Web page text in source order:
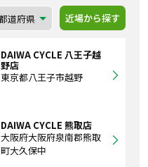
近場から探す
DAIWA CYCLE 八王子越
野店
東京都八王子市越野
DAIWA CYCLE 熊取店
大阪府大阪府泉南郡熊取
町大久保中